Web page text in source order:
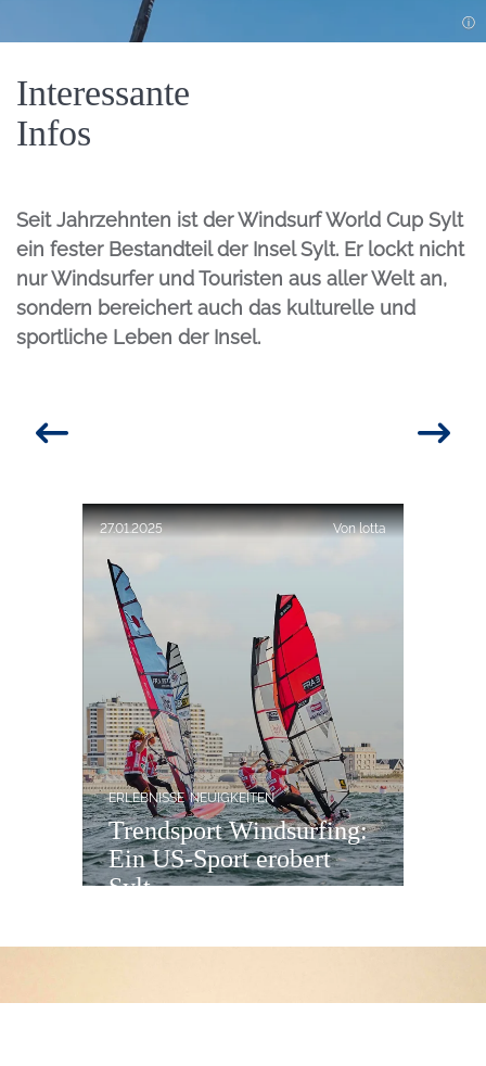
Einleitung
Interessante
Infos
Seit Jahrzehnten ist der Windsurf World Cup Sylt
ein fester Bestandteil der Insel Sylt. Er lockt nicht
nur Windsurfer und Touristen aus aller Welt an,
sondern bereichert auch das kulturelle und
sportliche Leben der Insel.
Veröffentlicht am:
27.01.2025 Vonlotta
Trendsport Windsurfing:
Ein US-Sport erobert
Sylt
ERLEBNISSE NEUIGKEITEN